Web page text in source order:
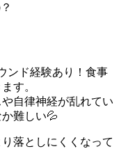
ンド経験あり！食事
す。
自律神経が乱れてい
難しい💦
落としにくくなって